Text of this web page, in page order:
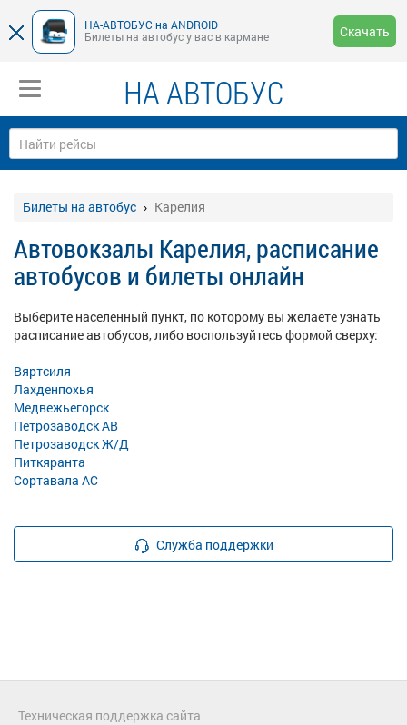
НА-АВТОБУС на ANDROID
Билеты на автобус у вас в кармане
Скачать
НА АВТОБУС
Билеты на автобус Карелия
Автовокзалы Карелия, расписание
автобусов и билеты онлайн
Выберите населенный пункт, по которому вы желаете узнать
расписание автобусов, либо воспользуйтесь формой сверху:
Вяртсиля
Лахденпохья
Медвежьегорск
Петрозаводск АВ
Петрозаводск Ж/Д
Питкяранта
Сортавала АС
Служба поддержки
Техническая поддержка сайта